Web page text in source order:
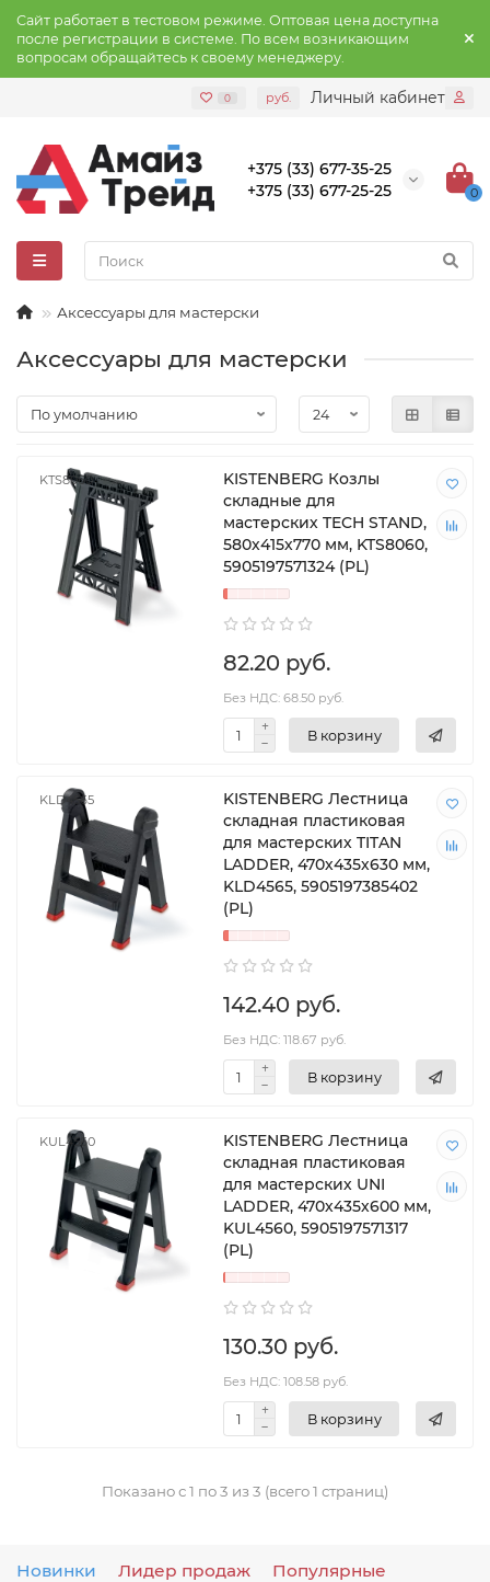
Сайт работает в тестовом режиме. Оптовая цена доступна
после регистрации в системе. По всем возникающим
вопросам обращайтесь к своему менеджеру.
0 руб. Личный кабинет
+375 (33) 677-35-25
+375 (33) 677-25-25
0
Аксессуары для мастерски
Аксессуары для мастерски
KTS8060
KISTENBERG Козлы
складные для
мастерских TECH STAND,
580х415х770 мм, KTS8060,
5905197571324 (PL)
82.20 руб.
Без НДС: 68.50 руб.
В корзину
KLD4565
KISTENBERG Лестница
складная пластиковая
для мастерских TITAN
LADDER, 470х435х630 мм,
KLD4565, 5905197385402
(PL)
142.40 руб.
Без НДС: 118.67 руб.
В корзину
KUL4560
KISTENBERG Лестница
складная пластиковая
для мастерских UNI
LADDER, 470х435х600 мм,
KUL4560, 5905197571317
(PL)
130.30 руб.
Без НДС: 108.58 руб.
В корзину
Показано с 1 по 3 из 3 (всего 1 страниц)
Новинки Лидер продаж Популярные